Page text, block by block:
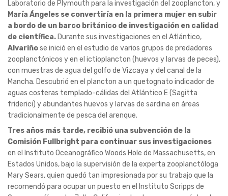
Laboratorio de Plymouth para la investigación del zooplancton, y
María Ángeles se convertiría en la primera mujer en subir
a bordo de un barco británico de investigación en calidad
de científica. Durante sus investigaciones en el Atlántico,
Alvariñose inició en el estudio de varios grupos de predadores
zooplanctónicos y en el ictioplancton (huevos y larvas de peces),
con muestras de agua del golfo de Vizcaya y del canal de la
Mancha. Descubrió en el plancton a un quetognato indicador de
aguas costeras templado-cálidas del Atlántico E (Sagitta
friderici) y abundantes huevos y larvas de sardina en áreas
tradicionalmente de pesca del arenque.
Tres años más tarde, recibió una subvención de la
Comisión Fullbright para continuar sus investigaciones
en el Instituto Oceanográfico Woods Hole de Massachusetts, en
Estados Unidos, bajo la supervisión de la experta zooplanctóloga
Mary Sears, quien quedó tan impresionada por su trabajo que la
recomendó para ocupar un puesto en el Instituto Scripps de